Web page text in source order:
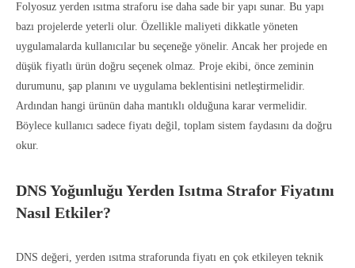
Folyosuz yerden ısıtma straforu ise daha sade bir yapı sunar. Bu yapı
bazı projelerde yeterli olur. Özellikle maliyeti dikkatle yöneten
uygulamalarda kullanıcılar bu seçeneğe yönelir. Ancak her projede en
düşük fiyatlı ürün doğru seçenek olmaz. Proje ekibi, önce zeminin
durumunu, şap planını ve uygulama beklentisini netleştirmelidir.
Ardından hangi ürünün daha mantıklı olduğuna karar vermelidir.
Böylece kullanıcı sadece fiyatı değil, toplam sistem faydasını da doğru
okur.
DNS Yoğunluğu Yerden Isıtma Strafor Fiyatını
Nasıl Etkiler?
DNS değeri, yerden ısıtma straforunda fiyatı en çok etkileyen teknik